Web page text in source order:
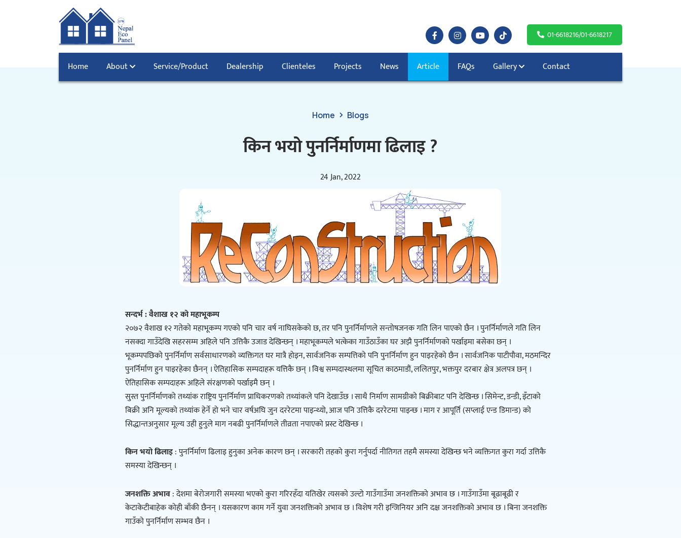
01-6618216/01-6618217
Home About Service/Product Dealership Clienteles Projects News Article FAQs Gallery Contact
Home Blogs
किन भयो पुनर्निर्माणमा ढिलाइ ?
24 Jan, 2022
सन्दर्भ : वैशाख १२ को महाभूकम्प
२०७२ वैशाख १२ गतेको महाभूकम्प गएको पनि चार वर्ष नाघिसकेको छ, तर पनि पुनर्निर्माणले सन्तोषजनक गति लिन पाएको छैन । पुनर्निर्माणले गति लिन
नसक्दा गाउँदेखि सहरसम्म अहिले पनि उत्तिकै उजाड देखिन्छन् । महाभूकम्पले भत्केका गाउँठाउँका घर अझै पुनर्निर्माणको पर्खाइमा बसेका छन् ।
भूकम्पपछिको पुनर्निर्माण सर्वसाधारणको व्यक्तिगत घर मात्रै होइन, सार्वजनिक सम्पत्तिको पनि पुनर्निर्माण हुन पाइरहेको छैन । सार्वजनिक पाटीपौवा, मठमन्दिर
पुनर्निर्माण हुन पाइरहेका छैनन् । ऐतिहासिक सम्पदाहरू यत्तिकै छन् । विश्व सम्पदास्थलमा सूचित काठमाडौं, ललितपुर, भक्तपुर दरबार क्षेत्र अलपत्र छन् ।
ऐतिहासिक सम्पदाहरू अहिले संरक्षणको पर्खाइमै छन् ।
सुस्त पुनर्निर्माणको तथ्यांक राष्ट्रिय पुनर्निर्माण प्राधिकरणको तथ्यांकले पनि देखाउँछ । साथै निर्माण सामग्रीको बिक्रीबाट पनि देखिन्छ । सिमेन्ट, डन्डी, इँटाको
बिक्री अनि मूल्यको तथ्यांक हेर्ने हो भने चार वर्षअघि जुन दररेटमा पाइन्थ्यो, आज पनि उत्तिकै दररेटमा पाइन्छ । माग र आपूर्ति (सप्लाई एन्ड डिमान्ड) को
सिद्धान्तअनुसार मूल्य उही हुनुले माग नबढी पुनर्निर्माणले तीव्रता नपाएको प्रस्ट देखिन्छ ।
किन भयो ढिलाइ: पुनर्निर्माण ढिलाइ हुनुका अनेक कारण छन् । सरकारी तहको कुरा गर्नुपर्दा नीतिगत तहमै समस्या देखिन्छ भने व्यक्तिगत कुरा गर्दा उत्तिकै
समस्या देखिन्छन् ।
जनशक्ति अभाव: देशमा बेरोजगारी समस्या भएको कुरा गरिरहँदा यतिखेर त्यसको उल्टो गाउँगाउँमा जनशक्तिको अभाव छ । गाउँगाउँमा बूढाबूढी र
केटाकेटीबाहेक कोही बाँकी छैनन् । यसकारण काम गर्ने युवा जनशक्तिको अभाव छ । विशेष गरी इन्जिनियर अनि दक्ष जनशक्तिको अभाव छ । बिना जनशक्ति
गाउँको पुनर्निर्माण सम्भव छैन ।